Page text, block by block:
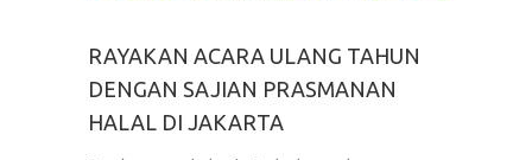
RAYAKAN ACARA ULANG TAHUN
DENGAN SAJIAN PRASMANAN
HALAL DI JAKARTA